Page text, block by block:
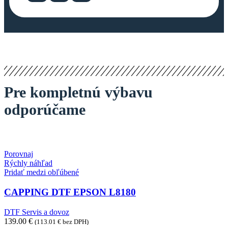
Pre kompletnú výbavu
odporúčame
Porovnaj
Rýchly náhľad
Pridať medzi obľúbené
CAPPING DTF EPSON L8180
DTF Servis a dovoz
139.00 € (113.01 € bez DPH)